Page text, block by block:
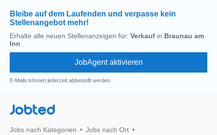
Bleibe auf dem Laufenden und verpasse kein
Stellenangebot mehr!
Erhalte alle neuen Stellenanzeigen für: Verkauf in Braunau am
Inn
E-Mails können jederzeit abbestellt werden.
Jobted
Jobs nach Kategorien Jobs nach Ort